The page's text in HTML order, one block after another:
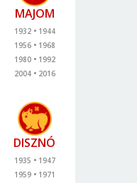
MAJOM
1932
1944
1956
1968
1980
1992
2004
2016
DISZNÓ
1935
1947
1959
1971